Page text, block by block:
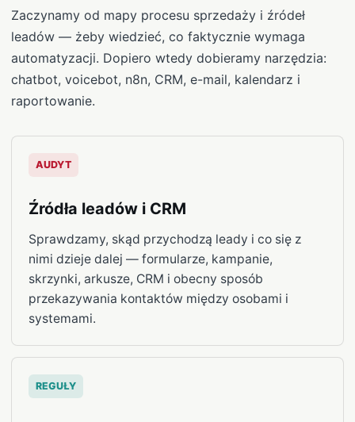
Zaczynamy od mapy procesu sprzedaży i źródeł
leadów — żeby wiedzieć, co faktycznie wymaga
automatyzacji. Dopiero wtedy dobieramy narzędzia:
chatbot, voicebot, n8n, CRM, e-mail, kalendarz i
raportowanie.
AUDYT
Źródła leadów i CRM
Sprawdzamy, skąd przychodzą leady i co się z
nimi dzieje dalej — formularze, kampanie,
skrzynki, arkusze, CRM i obecny sposób
przekazywania kontaktów między osobami i
systemami.
REGUŁY